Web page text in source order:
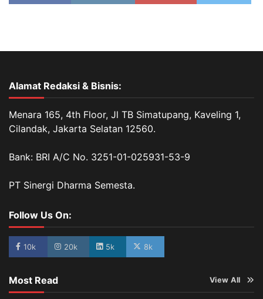
Alamat Redaksi & Bisnis:
Menara 165, 4th Floor, Jl TB Simatupang, Kaveling 1,
Cilandak, Jakarta Selatan 12560.
Bank: BRI A/C No. 3251-01-025931-53-9
PT Sinergi Dharma Semesta.
Follow Us On:
10k 20k 5k 8k
Most Read View All